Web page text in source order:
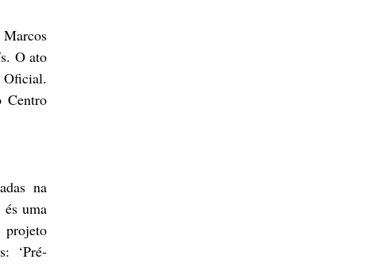
O ato
Oficial.
Centro
na
uma
‘Pré-